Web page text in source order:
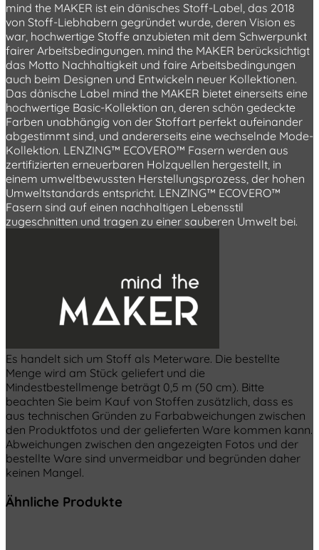
mind the MAKER ist ein dänisches Stoff-Label, das 2018
von Stoff-Liebhabern gegründet wurde, deren Vision es
war, hochwertige Stoffe anzubieten mit dem Schwerpunkt
fairer Arbeitsbedingungen. mind the MAKER berücksichtigt
das Motto Nachhaltigkeit und faire Arbeitsbedingungen
auch beim Designen und Entwickeln neuer Kollektionen.
Das dänische Label mind the MAKER bietet einerseits eine
hochwertige Basic-Kollektion an, deren schön gedeckte
Farben unabhängig von der Stoffart perfekt aufeinander
abgestimmt sind, und andererseits eine wechselnde Mode-
Kollektion. LENZING™ ECOVERO™ Fasern werden aus
zertifizierten erneuerbaren Holzquellen hergestellt, in
einem umweltbewussten Herstellungsprozess, der hohen
Umweltstandards entspricht. LENZING™ ECOVERO™
Fasern sind auf einen nachhaltigen Lebensstil
zugeschnitten und tragen zu einer sauberen Umwelt bei.
Es handelt sich um Stoff als Meterware. Die bestellte
Menge wird am Stück geliefert und die
Mindestbestellmenge beträgt 0,5 m (50 cm). Bitte
beachten Sie beim Kauf von Stoffen zusätzlich, dass es
aus technischen Gründen zu Farbabweichungen zwischen
den Produktfotos und der gelieferten Ware kommen kann.
Abweichungen zwischen den angezeigten Fotos und der
bestellte Ware sind unvermeidbar und begründen daher
keinen Mangel.
Ähnliche Produkte